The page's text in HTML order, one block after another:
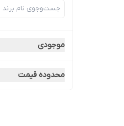
موجودی
محدوده قیمت